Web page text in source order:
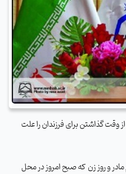
وقت گذاشتن برای فرزندان را علت
و روز زن که صبح امروز در محل